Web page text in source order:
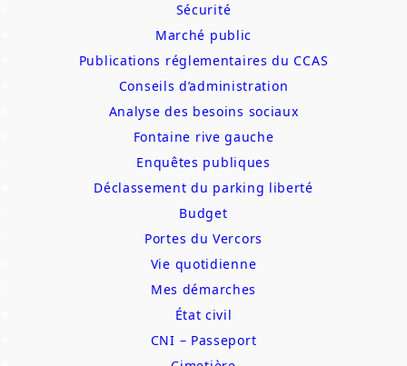
Sécurité
Marché public
Publications réglementaires du CCAS
Conseils d’administration
Analyse des besoins sociaux
Fontaine rive gauche
Enquêtes publiques
Déclassement du parking liberté
Budget
Portes du Vercors
Vie quotidienne
Mes démarches
État civil
CNI – Passeport